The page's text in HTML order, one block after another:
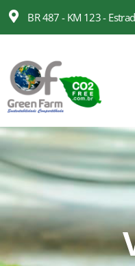
BR 487 - KM 123 -